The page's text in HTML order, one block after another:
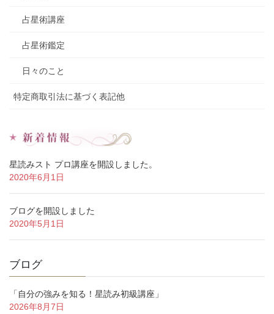
占星術講座
占星術鑑定
日々のこと
特定商取引法に基づく表記他
星読みスト プロ講座を開設しました。
2020年6月1日
ブログを開設しました
2020年5月1日
ブログ
「自分の強みを知る！星読み初級講座」
2026年8月7日